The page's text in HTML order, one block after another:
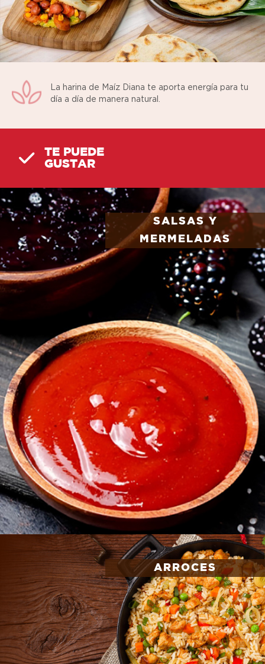
La harina de Maíz Diana te aporta energía para tu
día a día de manera natural.
TE PUEDE
GUSTAR
SALSAS Y
MERMELADAS
ARROCES